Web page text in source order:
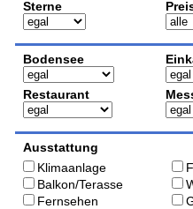
Sterne
Bodensee
Restaurant
Ausstattung
Klimaanlage
Balkon/Terasse
Fernsehen